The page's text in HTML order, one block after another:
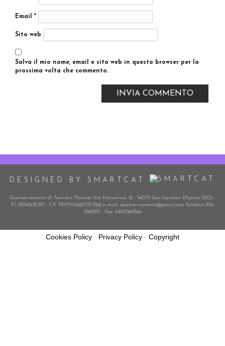
Email *
Sito web
Salva il mio nome, email e sito web in questo browser per la
prossima volta che commento.
DESIGNED BY SMARTCAT
Duetiserramenti di Trevisan Thomas Via Marcorina, 18 - 34075 San Canzian D'Isonzo (GO) -
P.I. 01062430317 - C.F. TRVTMS68T01F356J e-mail: duetiserramenti@gmail.com Telefono 334-
3362397 - Fax: 0481/063584
Cookies Policy - Privacy Policy - Copyright